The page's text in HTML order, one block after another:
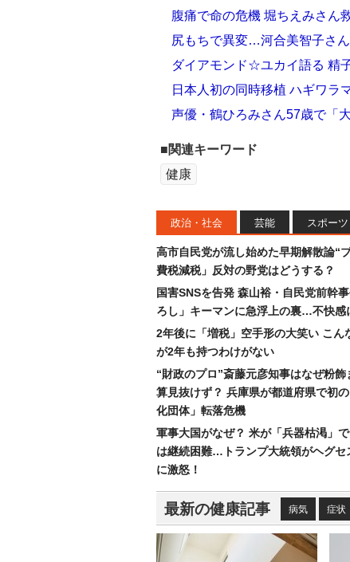
腹痛で命の危機 堀ちえみさん
尻もちで異変…河合美智子さ
ダイアモンド☆ユカイ語る 精
日本人初の同時移植 ハギワラ
声優・鶴ひろみさん57歳で「
■関連キーワード
健康
政治・社会 芸能 スポーツ
高市自民党が流し始めた早期解散論“
費税減税」反対の野党はどうする？
国害SNSを告発 森山裕・自民党前幹
ろし」キーマンに急浮上の裏…不快感
2年後に「増税」空手形の大笑い こん
が2年も持つわけがない
“財政のプロ”斎藤元彦知事はなぜ粉飾
算見抜けず？ 兵庫県が都道府県で初
化団体」転落危機
軍事大国がなぜ？ 米が「兵器枯渇」
は継続困難…トランプ大統領がヘグセ
に激怒！
最新の健康記事 病気 症状